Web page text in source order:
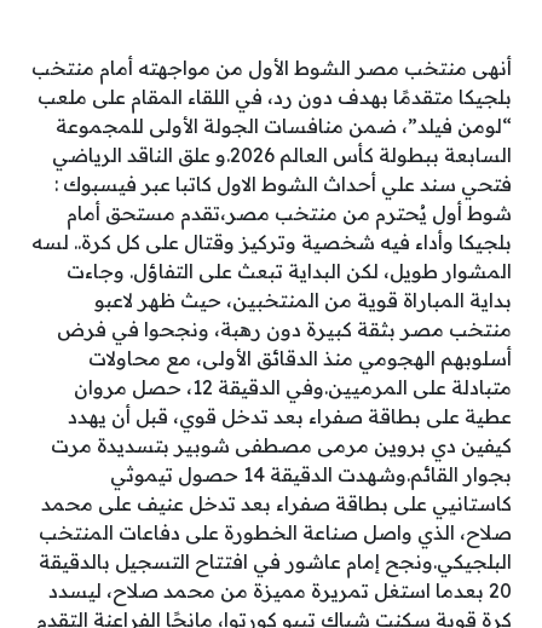
أنهى منتخب مصر الشوط الأول من مواجهته أمام منتخب
بلجيكا متقدمًا بهدف دون رد، في اللقاء المقام على ملعب
“لومن فيلد”، ضمن منافسات الجولة الأولى للمجموعة
السابعة ببطولة كأس العالم 2026.و علق الناقد الرياضي
فتحي سند علي أحداث الشوط الاول كاتبا عبر فيسبوك :
شوط أول يُحترم من منتخب مصر،تقدم مستحق أمام
بلجيكا وأداء فيه شخصية وتركيز وقتال على كل كرة.. لسه
المشوار طويل، لكن البداية تبعث على التفاؤل. وجاءت
بداية المباراة قوية من المنتخبين، حيث ظهر لاعبو
منتخب مصر بثقة كبيرة دون رهبة، ونجحوا في فرض
أسلوبهم الهجومي منذ الدقائق الأولى، مع محاولات
متبادلة على المرميين.وفي الدقيقة 12، حصل مروان
عطية على بطاقة صفراء بعد تدخل قوي، قبل أن يهدد
كيفين دي بروين مرمى مصطفى شوبير بتسديدة مرت
بجوار القائم.وشهدت الدقيقة 14 حصول تيموثي
كاستانيي على بطاقة صفراء بعد تدخل عنيف على محمد
صلاح، الذي واصل صناعة الخطورة على دفاعات المنتخب
البلجيكي.ونجح إمام عاشور في افتتاح التسجيل بالدقيقة
20 بعدما استغل تمريرة مميزة من محمد صلاح، ليسدد
كرة قوية سكنت شباك تيبو كورتوا، مانحًا الفراعنة التقدم